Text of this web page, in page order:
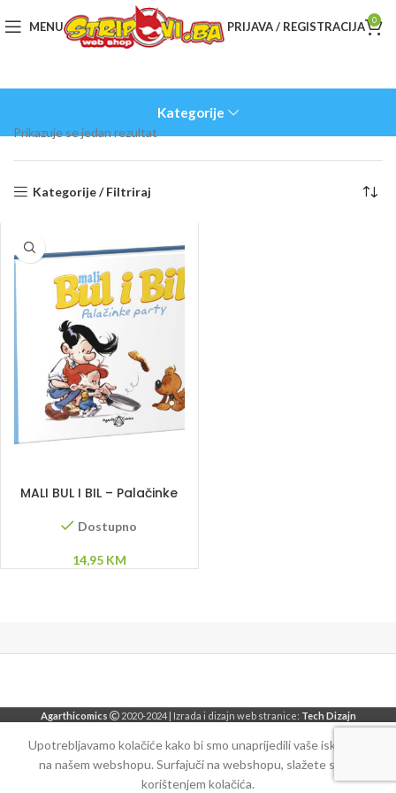
MENU PRIJAVA / REGISTRACIJA 0
Kategorije
Prikazuje se jedan rezultat
Kategorije / Filtriraj
MALI BUL I BIL – Palačinke
Dostupno
14,95 KM
Agarthicomics 2020-2024 | Izrada i dizajn web stranice: Tech Dizajn
Upotrebljavamo kolačiće kako bi smo unaprijedili vaše iskustvo
na našem webshopu. Surfajuči na webshopu, slažete se sa
korištenjem kolačića.